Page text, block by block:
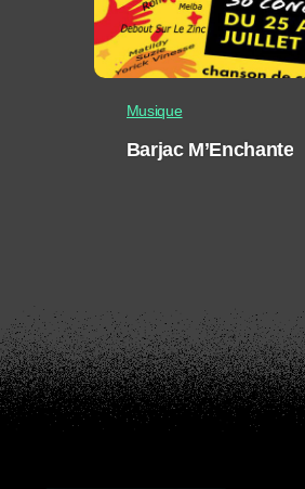
Musique
Barjac M’Enchante